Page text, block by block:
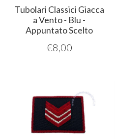
Tubolari Classici Giacca
a Vento - Blu -
Appuntato Scelto
€8,00